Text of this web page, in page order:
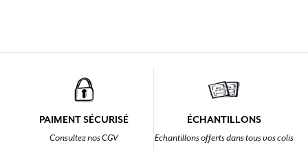
PAIMENT SÉCURISÉ
Consultez nos CGV
ÉCHANTILLONS
Echantillons offerts dans tous vos colis